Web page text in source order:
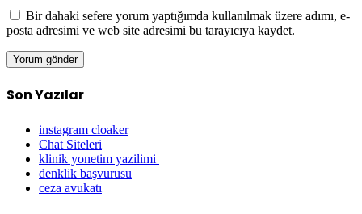
Bir dahaki sefere yorum yaptığımda kullanılmak üzere adımı, e-
posta adresimi ve web site adresimi bu tarayıcıya kaydet.
Son Yazılar
instagram cloaker
Chat Siteleri
klinik yonetim yazilimi
denklik başvurusu
ceza avukatı